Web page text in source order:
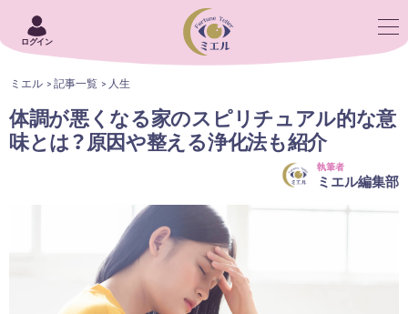
ログイン
ミエル 記事一覧 人生
体調が悪くなる家のスピリチュアル的な意
味とは？原因や整える浄化法も紹介
執筆者
ミエル編集部